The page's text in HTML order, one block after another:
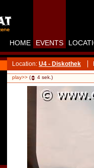
HOME EVENTS
Location: U4 - Diskothek
play>> ( 4 sek.)